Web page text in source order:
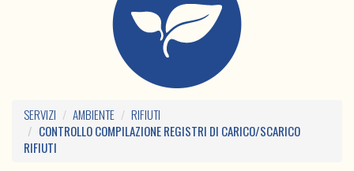
SERVIZI AMBIENTE
RIFIUTI
CONTROLLO COMPILAZIONE REGISTRI DI CARICO/SCARICO
RIFIUTI